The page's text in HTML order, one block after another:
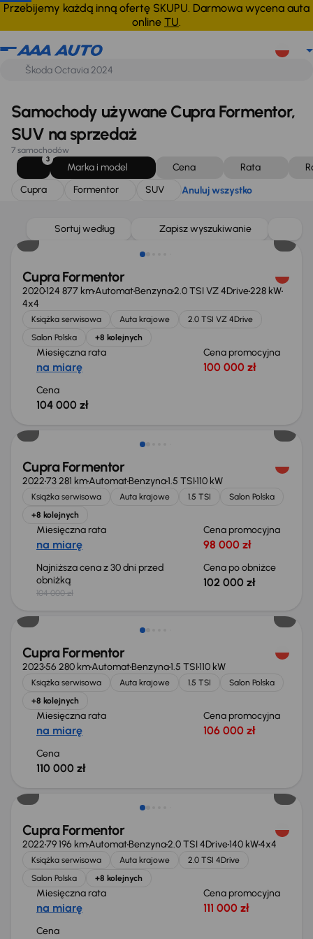
Przebijemy każdą inną ofertę SKUPU. Darmowa wycena auta
online TU.
Cupra Formentor SUV Anuluj wszystko
Samochody używane Cupra Formentor,
SUV na sprzedaż
7 samochodów
3
Marka i model Cena Rata
Cupra
Formentor SUV Anuluj wszystko
Sortuj według Zapisz wyszukiwanie
Cupra Formentor
2020124 877 kmAutomatBenzyna2.0 TSI VZ 4Drive228 kW
4x4
Książka serwisowa Auta krajowe
2.0 TSI VZ 4Drive
Salon Polska
+8 kolejnych
Miesięczna rata
na miarę
Cena promocyjna
100 000 zł
Cena
104 000 zł
Cupra Formentor
202273 281 kmAutomatBenzyna1.5 TSI110 kW
Książka serwisowa Auta krajowe 1.5 TSI
Salon Polska
+8 kolejnych
Miesięczna rata
na miarę
Cena promocyjna
98 000 zł
Najniższa cena z 30 dni przed
obniżką
104 000 zł
Cena po obniżce
102 000 zł
Cupra Formentor
202356 280 kmAutomatBenzyna1.5 TSI110 kW
Książka serwisowa Auta krajowe 1.5 TSI
Salon Polska
+8 kolejnych
Miesięczna rata
na miarę
Cena promocyjna
106 000 zł
Cena
110 000 zł
Cupra Formentor
202279 196 kmAutomatBenzyna2.0 TSI 4Drive140 kW4x4
Książka serwisowa Auta krajowe
2.0 TSI 4Drive
Salon Polska
+8 kolejnych
Miesięczna rata
na miarę
Cena promocyjna
111 000 zł
Cena